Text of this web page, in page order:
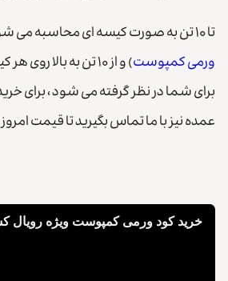
تا ۱۰ تن به صورت کیسه ای محاسبه می شود (کود بهمراه
ورمی کمپوست
) و از ۱۰ تن به بالا
برای شما در نظر گرفته می شود ، برای
عمده نیز با ما تماس بگیرید تا قیمت امروز